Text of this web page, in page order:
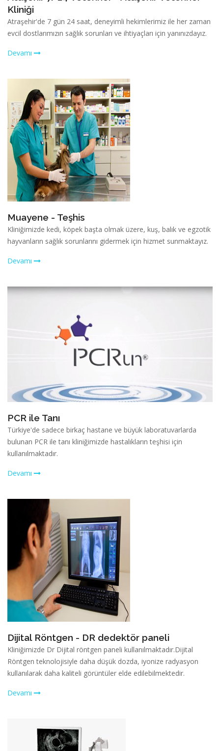
Kliniği
Atraşehir'de 7 gün 24 saat, deneyimli hekimlerimiz ile her zaman
evcil dostlarımızın sağlık sorunları ve ihtiyaçları için yanınızdayız.
Devamı
Muayene - Teşhis
Kliniğimizde kedi, köpek başta olmak üzere, kuş, balık ve egzotik
hayvanların sağlık sorunlarını gidermek için hizmet sunmaktayız.
Devamı
PCR ile Tanı
Türkiye'de sadece birkaç hastane ve büyük laboratuvarlarda
bulunan PCR ile tanı kliniğimizde hastalıkların teşhisi için
kullanılmaktadır.
Devamı
Dijital Röntgen - DR dedektör paneli
Kliniğimizde Dr Dijital röntgen paneli kullanılmaktadır.Dijital
Röntgen teknolojisiyle daha düşük dozda, iyonize radyasyon
kullanılarak daha kaliteli görüntüler elde edilebilmektedir.
Devamı